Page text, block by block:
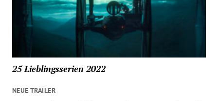
25 Lieblingsserien 2022
NEUE TRAILER